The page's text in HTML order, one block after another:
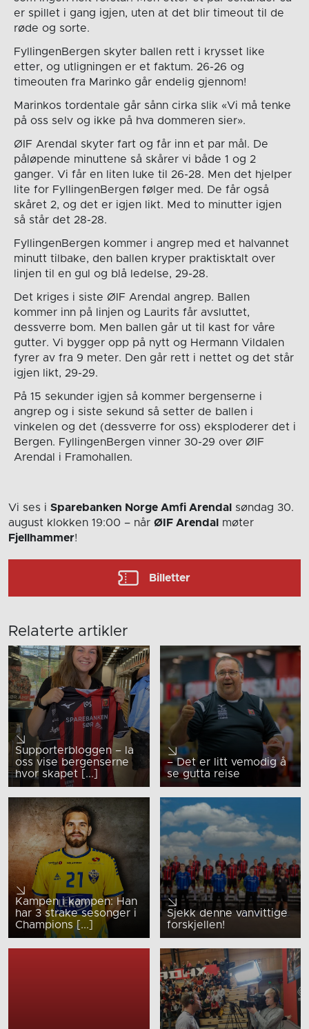
er spillet i gang igjen, uten at det blir timeout til de
røde og sorte.
FyllingenBergen skyter ballen rett i krysset like
etter, og utligningen er et faktum. 26-26 og
timeouten fra Marinko går endelig gjennom!
Marinkos tordentale går sånn cirka slik «Vi må tenke
på oss selv og ikke på hva dommeren sier».
ØIF Arendal skyter fart og får inn et par mål. De
påløpende minuttene så skårer vi både 1 og 2
ganger. Vi får en liten luke til 26-28. Men det hjelper
lite for FyllingenBergen følger med. De får også
skåret 2, og det er igjen likt. Med to minutter igjen
så står det 28-28.
FyllingenBergen kommer i angrep med et halvannet
minutt tilbake, den ballen kryper praktisktalt over
linjen til en gul og blå ledelse, 29-28.
Det kriges i siste ØIF Arendal angrep. Ballen
kommer inn på linjen og Laurits får avsluttet,
dessverre bom. Men ballen går ut til kast for våre
gutter. Vi bygger opp på nytt og Hermann Vildalen
fyrer av fra 9 meter. Den går rett i nettet og det står
igjen likt, 29-29.
På 15 sekunder igjen så kommer bergenserne i
angrep og i siste sekund så setter de ballen i
vinkelen og det (dessverre for oss) eksploderer det i
Bergen. FyllingenBergen vinner 30-29 over ØIF
Arendal i Framohallen.
Vi ses i Sparebanken Norge Amfi Arendal
søndag 30.
august klokken 19:00 – når ØIF Arendal
møter
Fjellhammer!
Billetter
Relaterte artikler
Supporterbloggen – la
oss vise bergenserne
hvor skapet [...]
– Det er litt vemodig å
se gutta reise
Kampen i kampen: Han
har 3 strake sesonger i
Champions [...]
Sjekk denne vanvittige
forskjellen!